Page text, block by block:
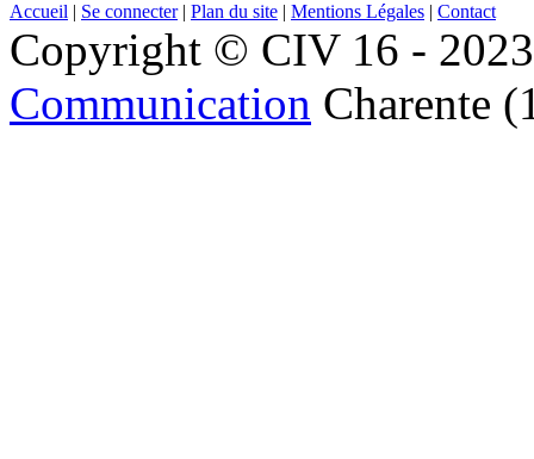
Accueil | Se connecter| Plan du site | Mentions Légales | Contact
Copyright © CIV 16 -
Communication Charente